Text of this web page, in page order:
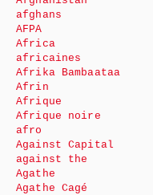
afghans
AFPA
Africa
africaines
Afrika Bambaataa
Afrin
Afrique
Afrique noire
afro
Against Capital
against the
Agathe
Agathe Cagé